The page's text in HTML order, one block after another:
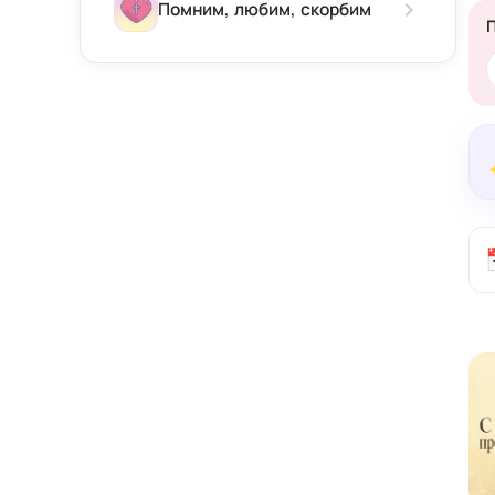
Помним, любим, скорбим